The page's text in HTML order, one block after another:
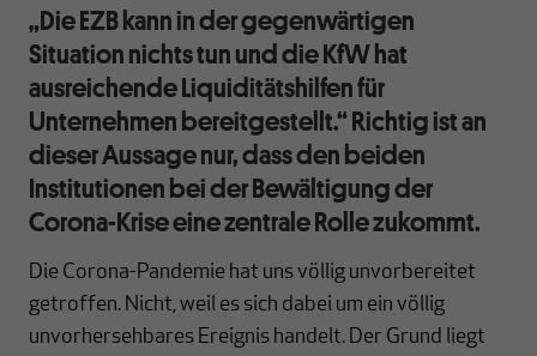
„Die EZB kann in der gegenwärtigen
Situation nichts tun und die KfW hat
ausreichende Liquiditätshilfen für
Unternehmen bereitgestellt.“ Richtig ist an
dieser Aussage nur, dass den beiden
Institutionen bei der Bewältigung der
Corona-Krise eine zentrale Rolle zukommt.
Die Corona-Pandemie hat uns völlig unvorbereitet
getroffen. Nicht, weil es sich dabei um ein völlig
unvorhersehbares Ereignis handelt. Der Grund liegt